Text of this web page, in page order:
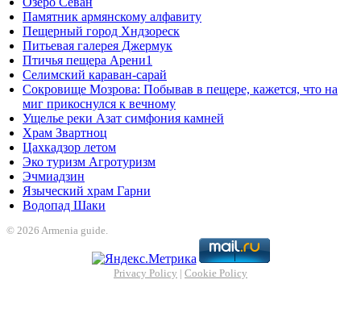
Памятник армянскому алфавиту
Пещерный город Хндзореск
Питьевая галерея Джермук
Птичья пещера Арени1
Селимский караван-сарай
Сокровище Мозрова: Побывав в пещере, кажется, что на
миг прикоснулся к вечному
Ущелье реки Азат симфония камней
Храм Звартноц
Цахкадзор летом
Эко туризм Агротуризм
Эчмиадзин
Языческий храм Гарни
Водопад Шаки
© 2026 Armenia guide.
Privacy Policy | Cookie Policy